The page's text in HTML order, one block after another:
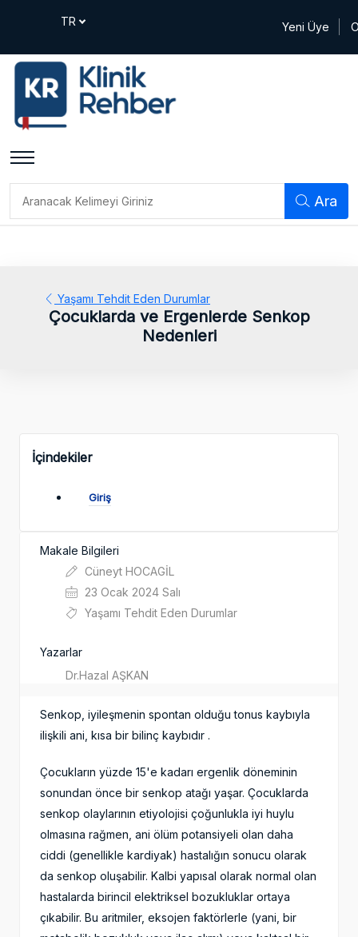
Yeni Üye
Ara
Yaşamı Tehdit Eden Durumlar
Çocuklarda ve Ergenlerde Senkop
Nedenleri
İçindekiler
Giriş
Makale Bilgileri
Cüneyt HOCAGİL
23 Ocak 2024 Salı
Yaşamı Tehdit Eden Durumlar
Yazarlar
Dr.Hazal AŞKAN
Senkop, iyileşmenin spontan olduğu tonus kaybıyla
ilişkili ani, kısa bir bilinç kaybıdır .
Çocukların yüzde 15'e kadarı ergenlik döneminin
sonundan önce bir senkop atağı yaşar. Çocuklarda
senkop olaylarının etiyolojisi çoğunlukla iyi huylu
olmasına rağmen, ani ölüm potansiyeli olan daha
ciddi (genellikle kardiyak) hastalığın sonucu olarak
da senkop oluşabilir. Kalbi yapısal olarak normal olan
hastalarda birincil elektriksel bozukluklar ortaya
çıkabilir. Bu aritmiler, eksojen faktörlerle (yani, bir